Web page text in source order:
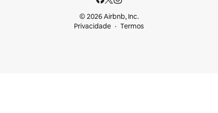
© 2026 Airbnb, Inc.
Privacidade
Termos